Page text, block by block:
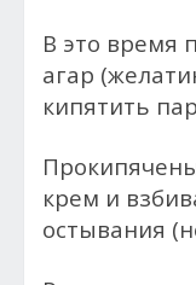
В это время
агар
кипятить
крем и
остывания